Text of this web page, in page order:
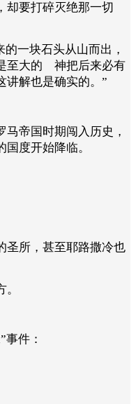
却要打碎灭绝那一切
的一块石头从山而出，
至大的 神把后来必有
讲解也是确实的。”
帝国时期闯入历史，
度开始降临。
圣所，甚至耶路撒冷也
件：